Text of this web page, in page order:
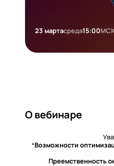
23 мартасреда15:00
О вебинаре
“Возможности
Преемственность